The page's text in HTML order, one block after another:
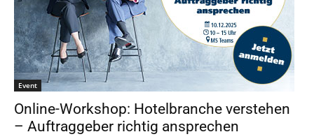
Event
Online-Workshop: Hotelbranche verstehen
– Auftraggeber richtig ansprechen